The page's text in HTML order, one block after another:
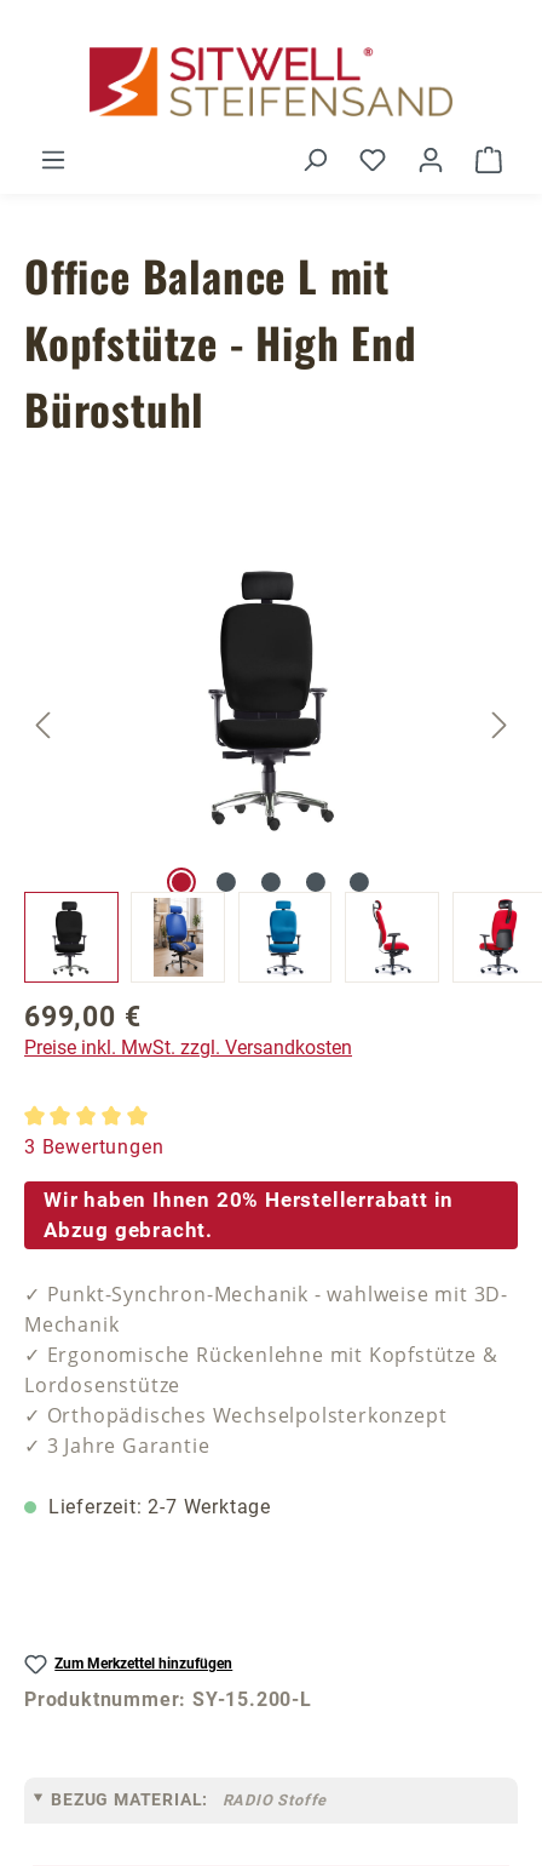
Du hast 0
Office Balance L mit
Kopfstütze - High End
Bürostuhl
Bildergalerie überspringen
Regulärer Preis:
699,00 €
Preise inkl. MwSt. zzgl. Versandkosten
Durchschnittliche Bewertung von 5 von 5 Sternen
3 Bewertungen
Wir haben Ihnen 20% Herstellerrabatt in
Abzug gebracht.
✓ Punkt-Synchron-Mechanik - wahlweise mit 3D-
Mechanik
✓ Ergonomische Rückenlehne mit Kopfstütze &
Lordosenstütze
✓ Orthopädisches Wechselpolsterkonzept
✓ 3 Jahre Garantie
Lieferzeit: 2-7 Werktage
Zum Merkzettel hinzufügen
Produktnummer:SY-15.200-L
BEZUG MATERIAL: RADIO Stoffe